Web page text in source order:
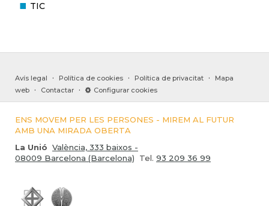
TIC
Avís legal · Política de cookies · Política de privacitat ·
Mapa
web
· Contactar · Configurar cookies
ENS MOVEM PER LES PERSONES - MIREM AL FUTUR
AMB UNA MIRADA OBERTA
La Unió València, 333 baixos -
08009 Barcelona (Barcelona) Tel. 93 209 36 99